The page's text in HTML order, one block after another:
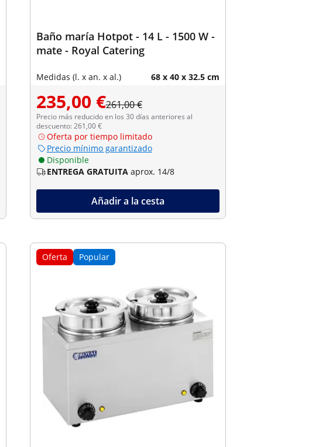
Baño maría Hotpot - 14 L - 1500 W -
mate - Royal Catering
Medidas (l. x an. x al.) 68 x 40 x 32.5 cm
235,00 €261,00 €
Precio más reducido en los 30 días anteriores al
descuento: 261,00 €
Oferta por tiempo limitado
Precio mínimo garantizado
Disponible
ENTREGA GRATUITA aprox. 14/8
Añadir a la cesta
Oferta Popular